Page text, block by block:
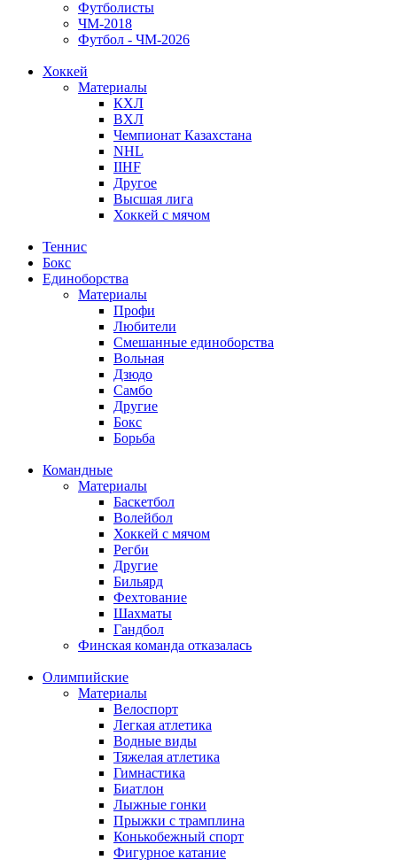
Футболисты
ЧМ-2018
Футбол - ЧМ-2026
Хоккей
Материалы
КХЛ
ВХЛ
Чемпионат Казахстана
NHL
IIHF
Другое
Высшая лига
Хоккей с мячом
Теннис
Бокс
Единоборства
Материалы
Профи
Любители
Смешанные единоборства
Вольная
Дзюдо
Самбо
Другие
Бокс
Борьба
Командные
Материалы
Баскетбол
Волейбол
Хоккей с мячом
Регби
Другие
Бильярд
Фехтование
Шахматы
Гандбол
Финская команда отказалась
Олимпийские
Материалы
Велоспорт
Легкая атлетика
Водные виды
Тяжелая атлетика
Гимнастика
Биатлон
Лыжные гонки
Прыжки с трамплина
Конькобежный спорт
Фигурное катание